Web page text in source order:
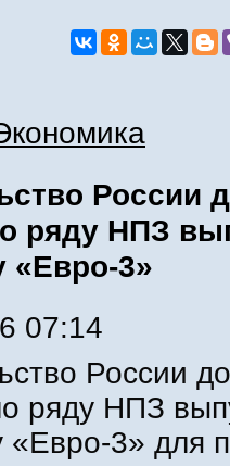
России
ряду НПЗ
«Евро-3»
07:14
России
ряду НПЗ
«Евро-3» для